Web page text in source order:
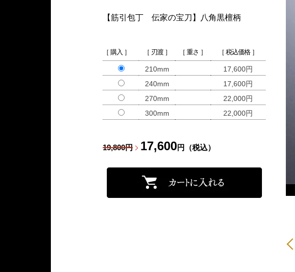
【筋引包丁 伝家の宝刀】八角黒檀柄
［ 購入 ］ ［ 刃渡 ］ ［ 重さ ］ ［ 税込価格 ］
210mm
17,600円
240mm
17,600円
270mm
22,000円
300mm
22,000円
19,800円 17,600円（税込）